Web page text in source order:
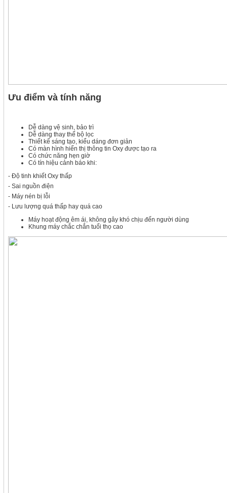
Ưu điểm và tính năng
Dễ dàng vệ sinh, bảo trì
Dễ dàng thay thế bộ lọc
Thiết kế sáng tạo, kiểu dáng đơn giản
Có màn hình hiển thị thông tin Oxy được tạo ra
Có chức năng hẹn giờ
Có tín hiệu cảnh báo khi:
- Độ tinh khiết Oxy thấp
- Sai nguồn điện
- Máy nén bị lỗi
- Lưu lượng quá thấp hay quá cao
Máy hoạt động êm ái, không gây khó chịu đến người dùng
Khung máy chắc chắn tuổi thọ cao